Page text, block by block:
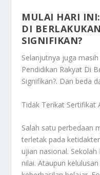
MULAI HARI
DI
SIGNIFIKAN?
Selanjutnya juga
Pendidikan Rakyat Di
Signifikan?. Dan beda
Tidak Terikat Sertifikat
Salah satu perbedaan
terletak pada
ujian nasional.
nilai. Ataupun